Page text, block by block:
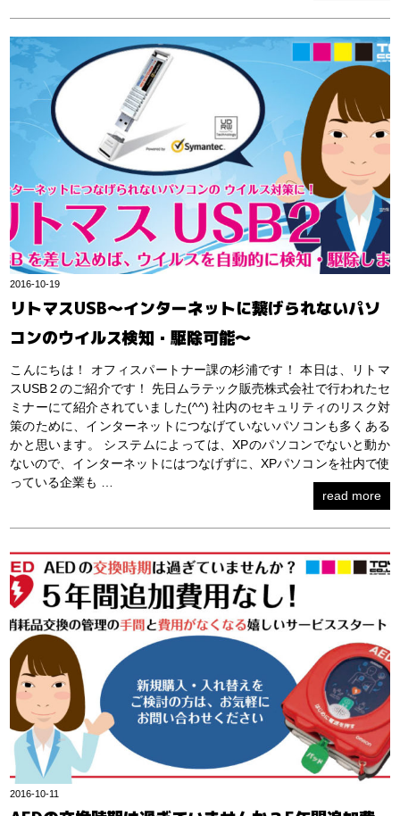
2016-10-19
リトマスUSB～インターネットに繋げられないパソ
コンのウイルス検知・駆除可能～
こんにちは！ オフィスパートナー課の杉浦です！ 本日は、リトマ
スUSB２のご紹介です！ 先日ムラテック販売株式会社で行われたセ
ミナーにて紹介されていました(^^) 社内のセキュリティのリスク対
策のために、インターネットにつなげていないパソコンも多くある
かと思います。 システムによっては、XPのパソコンでないと動か
ないので、インターネットにはつなげずに、XPパソコンを社内で使
っている企業も …
read more
2016-10-11